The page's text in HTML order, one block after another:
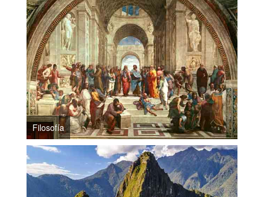
Filosofía